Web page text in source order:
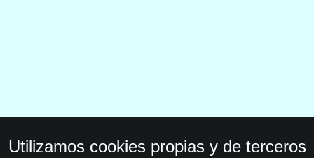
Utilizamos cookies propias y de terceros